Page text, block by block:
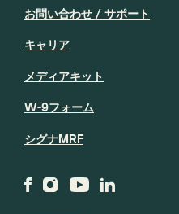
お問い合わせ / サポート
キャリア
メディアキット
W-9フォーム
シグナMRF